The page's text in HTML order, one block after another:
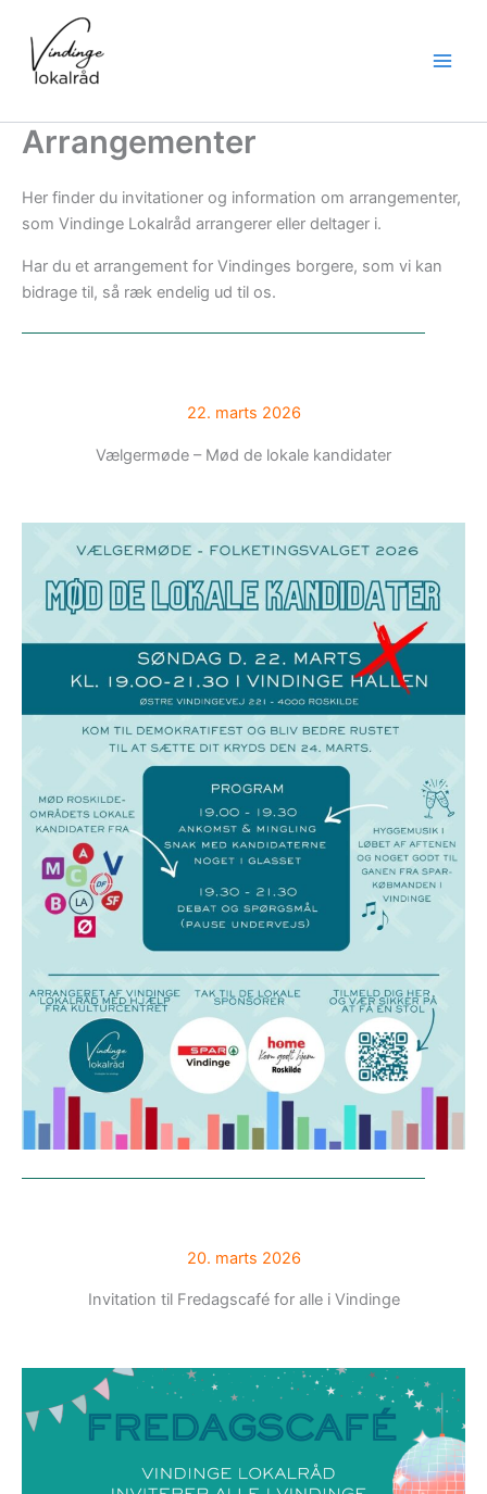
indholdet
Arrangementer
Her finder du invitationer og information om arrangementer,
som Vindinge Lokalråd arrangerer eller deltager i.
Har du et arrangement for Vindinges borgere, som vi kan
bidrage til, så ræk endelig ud til os.
22. marts 2026
Vælgermøde – Mød de lokale kandidater
20. marts 2026
Invitation til Fredagscafé for alle i Vindinge